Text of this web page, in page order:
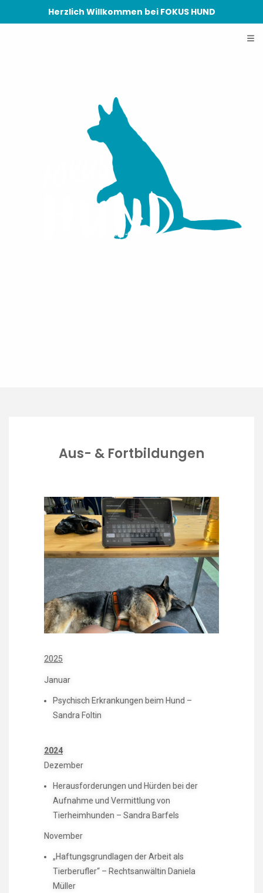
Herzlich Willkommen bei FOKUS HUND
Aus- & Fortbildungen
2025
Januar
Psychisch Erkrankungen beim Hund –
Sandra Foltin
2024
Dezember
Herausforderungen und Hürden bei der
Aufnahme und Vermittlung von
Tierheimhunden – Sandra Barfels
November
„Haftungsgrundlagen der Arbeit als
Tierberufler“ – Rechtsanwältin Daniela
Müller